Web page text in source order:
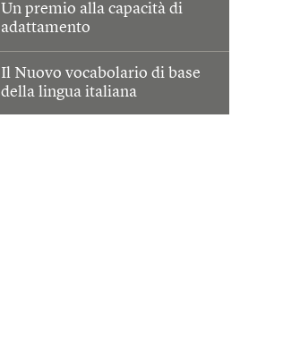
Un premio alla capacità di
adattamento
Il Nuovo vocabolario di base
della lingua italiana